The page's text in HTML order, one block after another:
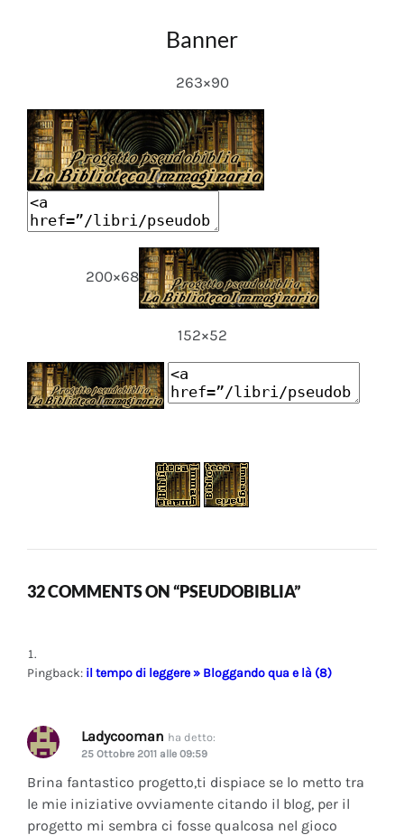
Banner
263×90
200×68
152×52
32 COMMENTS ON “PSEUDOBIBLIA”
Pingback: il tempo di leggere » Bloggando qua e là (8)
Ladycooman ha detto:
25 Ottobre 2011 alle 09:59
Brina fantastico progetto,ti dispiace se lo metto tra
le mie iniziative ovviamente citando il blog, per il
progetto mi sembra ci fosse qualcosa nel gioco